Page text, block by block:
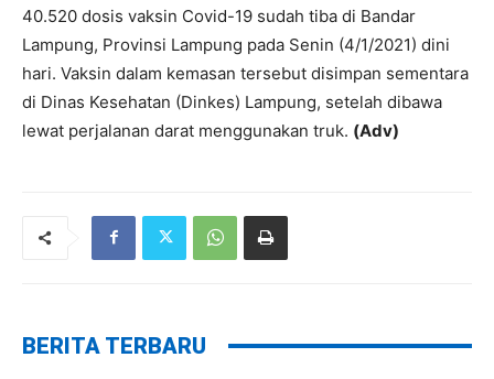
40.520 dosis vaksin Covid-19 sudah tiba di Bandar
Lampung, Provinsi Lampung pada Senin (4/1/2021) dini
hari. Vaksin dalam kemasan tersebut disimpan sementara
di Dinas Kesehatan (Dinkes) Lampung, setelah dibawa
lewat perjalanan darat menggunakan truk. (Adv)
BERITA TERBARU